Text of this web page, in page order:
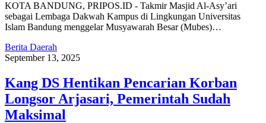
KOTA BANDUNG, PRIPOS.ID - Takmir Masjid Al-Asy’ari
sebagai Lembaga Dakwah Kampus di Lingkungan Universitas
Islam Bandung menggelar Musyawarah Besar (Mubes)…
Berita Daerah
September 13, 2025
Kang DS Hentikan Pencarian Korban
Longsor Arjasari, Pemerintah Sudah
Maksimal